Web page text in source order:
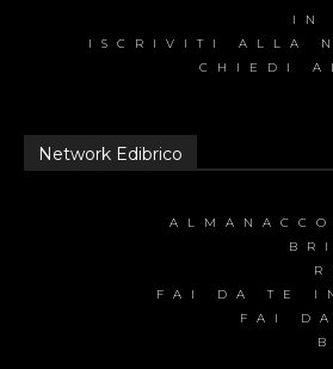
IN
ISCRIVITI ALLA
CHIEDI
Network Edibrico
FAI DA TE
FAI